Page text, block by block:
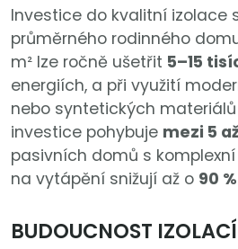
Investice do kvalitní izolace
průměrného rodinného
m² lze ročně ušetřit 5–15
energiích, a při využití
nebo syntetických
investice pohybuje mezi 5
pasivních domů s
na vytápění snižují až o 90 %
BUDOUCNOST IZOLACÍ